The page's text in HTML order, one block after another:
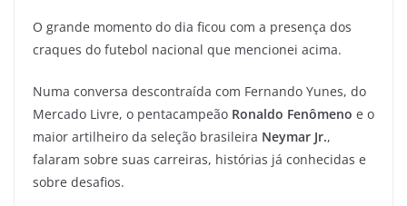
O grande momento do dia ficou com a presença dos
craques do futebol nacional que mencionei acima.
Numa conversa descontraída com Fernando Yunes, do
Mercado Livre, o pentacampeão Ronaldo Fenômeno e o
maior artilheiro da seleção brasileira Neymar Jr.,
falaram sobre suas carreiras, histórias já conhecidas e
sobre desafios.